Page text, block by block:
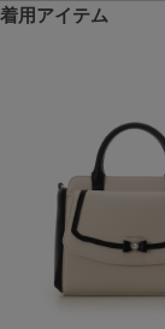
着用アイテム